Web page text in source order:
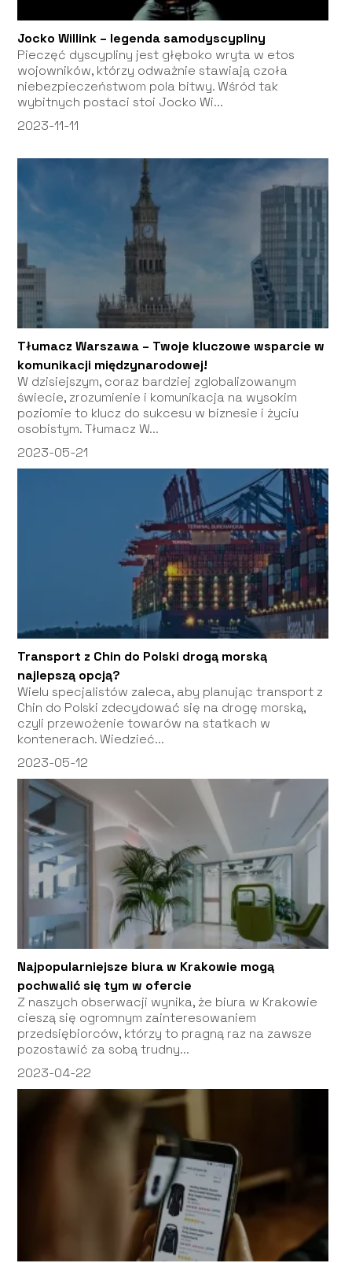
Jocko Willink – legenda samodyscypliny
Pieczęć dyscypliny jest głęboko wryta w etos
wojowników, którzy odważnie stawiają czoła
niebezpieczeństwom pola bitwy. Wśród tak
wybitnych postaci stoi Jocko Wi...
2023-11-11
Tłumacz Warszawa – Twoje kluczowe wsparcie w
komunikacji międzynarodowej!
W dzisiejszym, coraz bardziej zglobalizowanym
świecie, zrozumienie i komunikacja na wysokim
poziomie to klucz do sukcesu w biznesie i życiu
osobistym. Tłumacz W...
2023-05-21
Transport z Chin do Polski drogą morską
najlepszą opcją?
Wielu specjalistów zaleca, aby planując transport z
Chin do Polski zdecydować się na drogę morską,
czyli przewożenie towarów na statkach w
kontenerach. Wiedzieć...
2023-05-12
Najpopularniejsze biura w Krakowie mogą
pochwalić się tym w ofercie
Z naszych obserwacji wynika, że biura w Krakowie
cieszą się ogromnym zainteresowaniem
przedsiębiorców, którzy to pragną raz na zawsze
pozostawić za sobą trudny...
2023-04-22